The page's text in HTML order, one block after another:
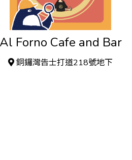
Al Forno Cafe and Bar
銅鑼灣告士打道218號地下